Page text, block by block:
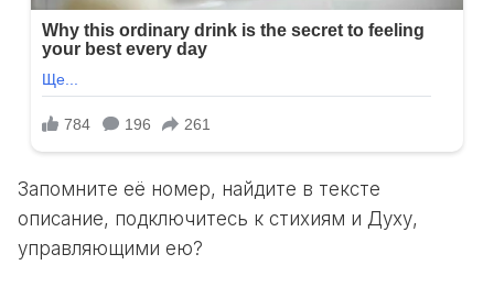
Запомните её номер, найдите в тексте
описание, подключитесь к стихиям и Духу,
управляющими ею?